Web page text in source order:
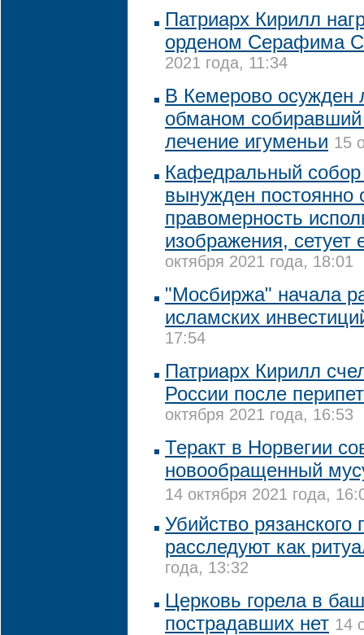
Патриарх Кирилл
орденом Серафима
2021 года, 11:34
В Кемерово осужден
обманом
лечение игуменьи 15
Кафедральный собор
вынужден постоянно
правомерность
изображения, сетует
октября 2021 года, 18:01
"Мосбиржа" начала
исламских
17:54
Патриарх Кирилл
России после
октября 2021 года, 16:53
Теракт в Норвегии
новообращенный
14 октября 2021 года,
Убийство рязанского
расследуют как
года, 13:32
Церковь горела в
пострадавших нет 14